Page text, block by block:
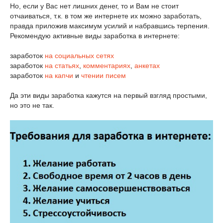
Но, если у Вас нет лишних денег, то и Вам не стоит
отчаиваться, т.к. в том же интернете их можно заработать,
правда приложив максимум усилий и набравшись терпения.
Рекомендую активные виды заработка в интернете:
заработок на социальных сетях
заработок на статьях комментариях анкетах
заработок на капчи и чтении писем
Да эти виды заработка кажутся на первый взгляд простыми,
но это не так.